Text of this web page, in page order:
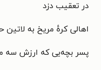
در تعقیب دزد
اهالی کرهٔ مریخ به لاتین
پسر بچه‌یی که ارزش سه